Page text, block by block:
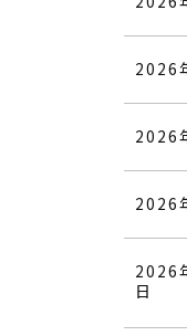
2026
2026
2026
2026
日